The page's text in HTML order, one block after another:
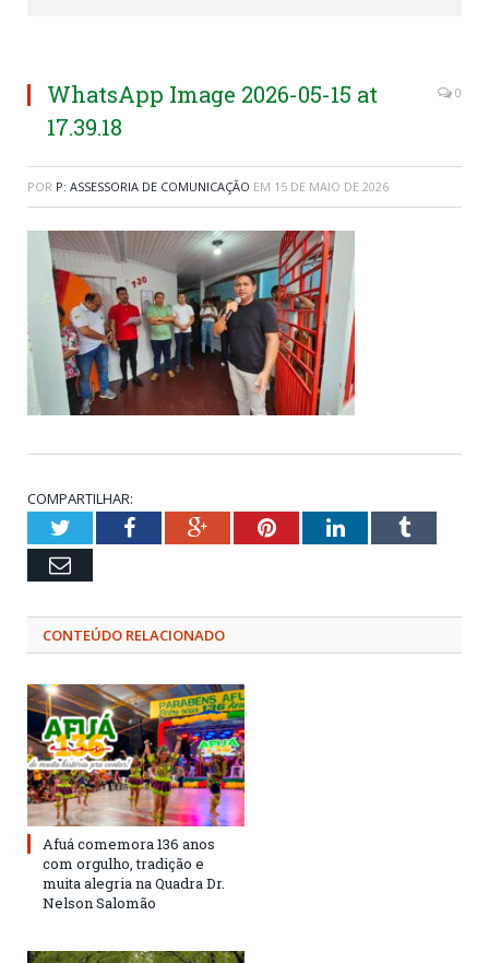
WhatsApp Image 2026-05-15 at
17.39.18
0
POR P: ASSESSORIA DE COMUNICAÇÃO EM 15 DE MAIO DE 2026
COMPARTILHAR:
TwitterFacebookGoogle+PinterestLinkedInTumblr
Email
CONTEÚDO RELACIONADO
Afuá comemora 136 anos
com orgulho, tradição e
muita alegria na Quadra Dr.
Nelson Salomão